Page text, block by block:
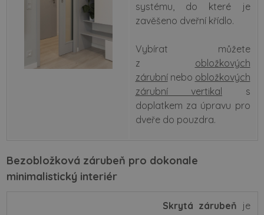
systému, do které je
zavěšeno dveřní křídlo.
Vybírat můžete
z obložkových
zárubnínebo obložkových
zárubní vertikal
s
doplatkem za úpravu pro
dveře do pouzdra.
Bezobložková zárubeň pro dokonale
minimalistický interiér
Skrytá zárubeň je